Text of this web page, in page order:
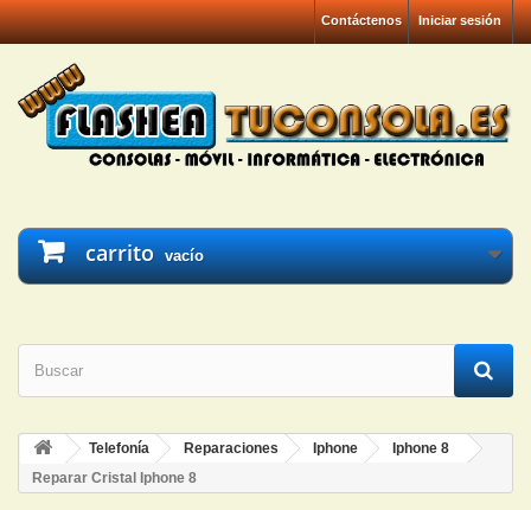
Iniciar sesión
Contáctenos
carrito vacío
Telefonía Reparaciones Iphone
Iphone 8
Reparar Cristal Iphone 8